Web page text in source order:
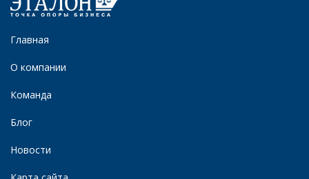
Главная
О компании
Команда
Блог
Новости